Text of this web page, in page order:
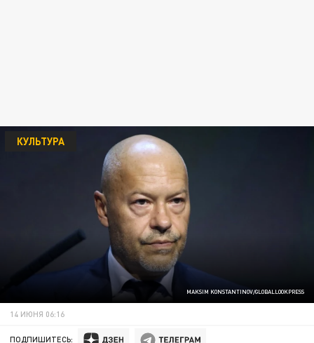
MAKSIM KONSTANTINOV/GLOBALLOOKPRESS
КУЛЬТУРА
14 ИЮНЯ 06:16
ПОДПИШИТЕСЬ: